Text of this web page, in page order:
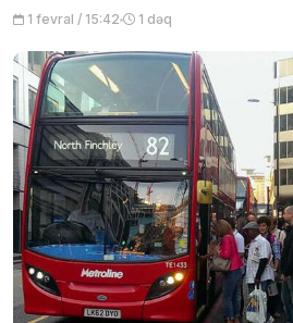
1 fevral / 15:42 1 dəq